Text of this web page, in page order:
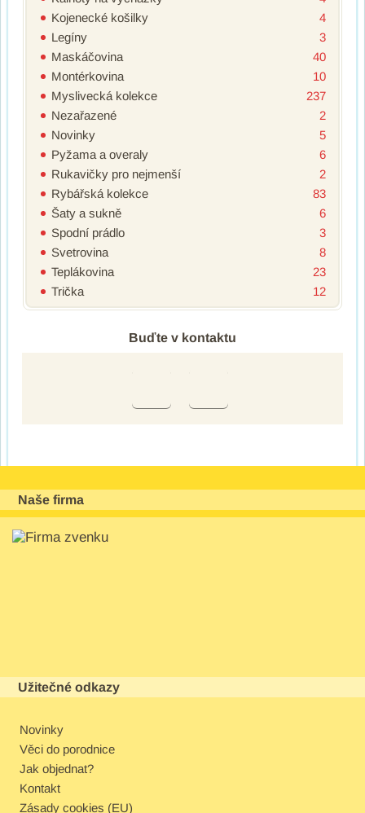
Kojenecké košilky
4
Legíny
3
Maskáčovina
40
Montérkovina
10
Myslivecká kolekce
237
Nezařazené
2
Novinky
5
Pyžama a overaly
6
Rukavičky pro nejmenší
2
Rybářská kolekce
83
Šaty a sukně
6
Spodní prádlo
3
Svetrovina
8
Teplákovina
23
Trička
12
Buďte v kontaktu
Naše firma
Užitečné odkazy
Novinky
Věci do porodnice
Jak objednat?
Kontakt
Zásady cookies (EU)